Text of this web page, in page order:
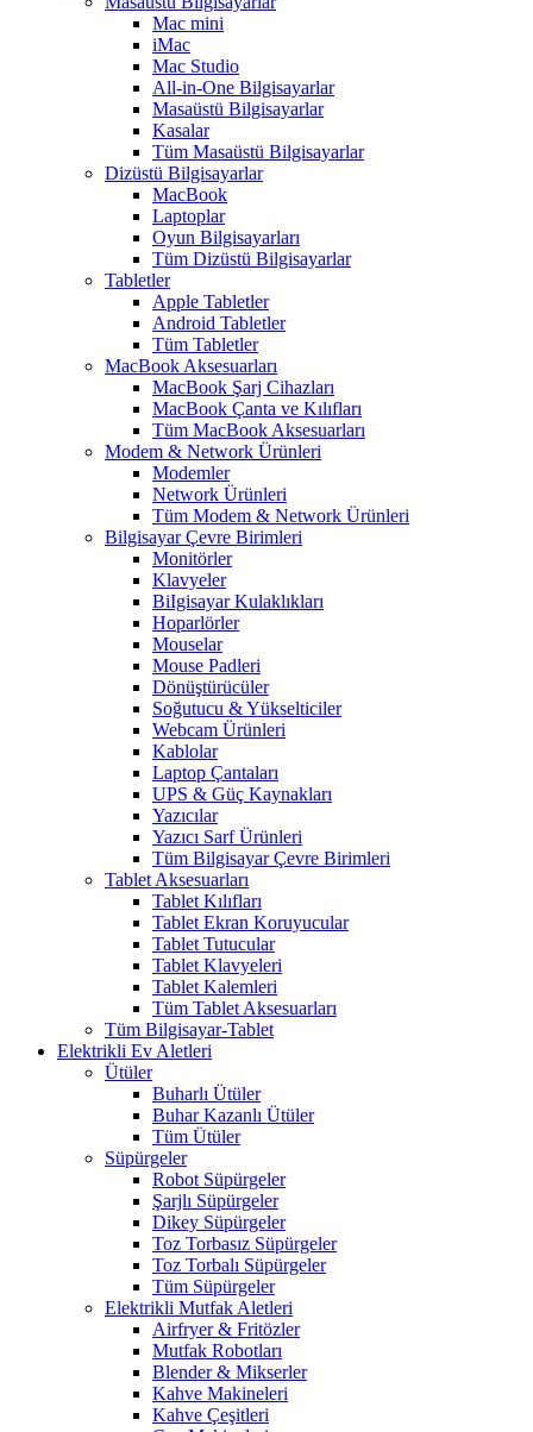
Mac mini
iMac
Mac Studio
All-in-One Bilgisayarlar
Masaüstü Bilgisayarlar
Kasalar
Tüm Masaüstü Bilgisayarlar
Dizüstü Bilgisayarlar
MacBook
Laptoplar
Oyun Bilgisayarları
Tüm Dizüstü Bilgisayarlar
Tabletler
Apple Tabletler
Android Tabletler
Tüm Tabletler
MacBook Aksesuarları
MacBook Şarj Cihazları
MacBook Çanta ve Kılıfları
Tüm MacBook Aksesuarları
Modem & Network Ürünleri
Modemler
Network Ürünleri
Tüm Modem & Network Ürünleri
Bilgisayar Çevre Birimleri
Monitörler
Klavyeler
BiIgisayar Kulaklıkları
Hoparlörler
Mouselar
Mouse Padleri
Dönüştürücüler
Soğutucu & Yükselticiler
Webcam Ürünleri
Kablolar
Laptop Çantaları
UPS & Güç Kaynakları
Yazıcılar
Yazıcı Sarf Ürünleri
Tüm Bilgisayar Çevre Birimleri
Tablet Aksesuarları
Tablet Kılıfları
Tablet Ekran Koruyucular
Tablet Tutucular
Tablet Klavyeleri
Tablet Kalemleri
Tüm Tablet Aksesuarları
Tüm Bilgisayar-Tablet
Elektrikli Ev Aletleri
Ütüler
Buharlı Ütüler
Buhar Kazanlı Ütüler
Tüm Ütüler
Süpürgeler
Robot Süpürgeler
Şarjlı Süpürgeler
Dikey Süpürgeler
Toz Torbasız Süpürgeler
Toz Torbalı Süpürgeler
Tüm Süpürgeler
Elektrikli Mutfak Aletleri
Airfryer & Fritözler
Mutfak Robotları
Blender & Mikserler
Kahve Makineleri
Kahve Çeşitleri